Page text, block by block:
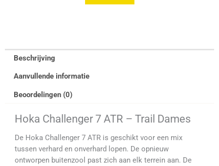
Beschrijving
Aanvullende informatie
Beoordelingen (0)
Hoka Challenger 7 ATR – Trail Dames
De Hoka Challenger 7 ATR is geschikt voor een mix
tussen verhard en onverhard lopen. De opnieuw
ontworpen buitenzool past zich aan elk terrein aan. De